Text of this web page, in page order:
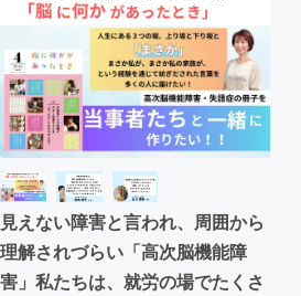
テクノロジー・ガジェット
映像・映画
ビジネス・起業
まちづくり・地域活性化
CAMPFIRE for Social Good
見えない障害と言われ、周囲から
理解されづらい「高次脳機能障
害」私たちは、就労の場でたくさ